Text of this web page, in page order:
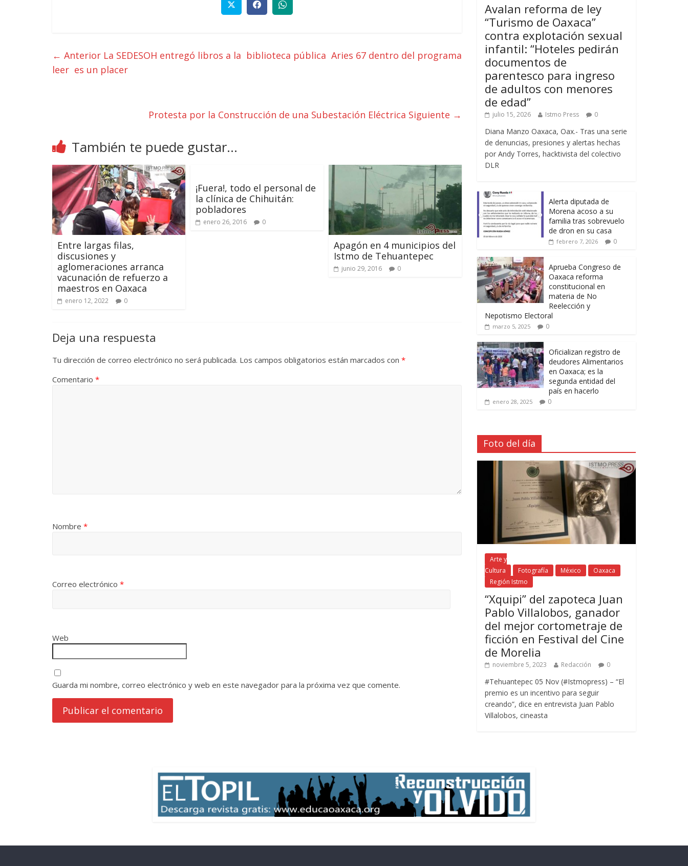
← Anterior La SEDESOH entregó libros a la biblioteca pública Aries 67 dentro del programa
leer es un placer
Protesta por la Construcción de una Subestación Eléctrica Siguiente →
También te puede gustar...
Entre largas filas,
discusiones y
aglomeraciones arranca
vacunación de refuerzo a
maestros en Oaxaca
enero 12, 2022 0
¡Fuera!, todo el personal de
la clínica de Chihuitán:
pobladores
enero 26, 2016 0
Apagón en 4 municipios del
Istmo de Tehuantepec
junio 29, 2016 0
Deja una respuesta
Tu dirección de correo electrónico no será publicada. Los campos obligatorios están marcados con *
Comentario *
Nombre *
Correo electrónico *
Web
Guarda mi nombre, correo electrónico y web en este navegador para la próxima vez que comente.
Avalan reforma de ley
“Turismo de Oaxaca”
contra explotación sexual
infantil: “Hoteles pedirán
documentos de
parentesco para ingreso
de adultos con menores
de edad”
julio 15, 2026 Istmo Press 0
Diana Manzo Oaxaca, Oax.- Tras una serie
de denuncias, presiones y alertas hechas
por Andy Torres, hacktivista del colectivo
DLR
Alerta diputada de
Morena acoso a su
familia tras sobrevuelo
de dron en su casa
febrero 7, 2026 0
Aprueba Congreso de
Oaxaca reforma
constitucional en
materia de No
Reelección y
Nepotismo Electoral
marzo 5, 2025 0
Oficializan registro de
deudores Alimentarios
en Oaxaca; es la
segunda entidad del
país en hacerlo
enero 28, 2025 0
Foto del día
Arte y
Cultura
Fotografía México
Oaxaca
Región Istmo
“Xquipi” del zapoteca Juan
Pablo Villalobos, ganador
del mejor cortometraje de
ficción en Festival del Cine
de Morelia
noviembre 5, 2023 Redacción 0
#Tehuantepec 05 Nov (#Istmopress) – “El
premio es un incentivo para seguir
creando”, dice en entrevista Juan Pablo
Villalobos, cineasta